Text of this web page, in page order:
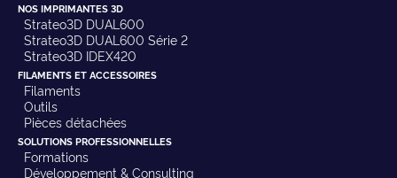
NOS IMPRIMANTES 3D
Strateo3D DUAL600
Strateo3D DUAL600 Série 2
Strateo3D IDEX420
FILAMENTS ET ACCESSOIRES
Filaments
Outils
Pièces détachées
SOLUTIONS PROFESSIONNELLES
Formations
Développement & Consulting